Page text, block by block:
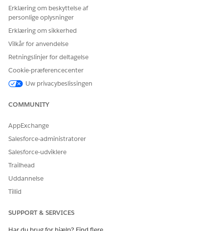
FSCDataCloudIncomeExpenseGraph FlexCard
Vis månedlig indtjening og udgifter i et søjlediagram for den
valgte tidsramme.
Datakilde: Samme som overordnet.
Overordnet flexkort: FSCDataCloudShowIncomeExpenses
Datakilde: Samme som overordnet.
Erklæring om beskyttelse af
personlige oplysninger
Erklæring om sikkerhed
Vilkår for anvendelse
Retningslinjer for deltagelse
Cookie-præferencecenter
Uw privacybeslissingen
COMMUNITY
AppExchange
Salesforce-administratorer
Salesforce-udviklere
Trailhead
Uddannelse
Tillid
SUPPORT & SERVICES